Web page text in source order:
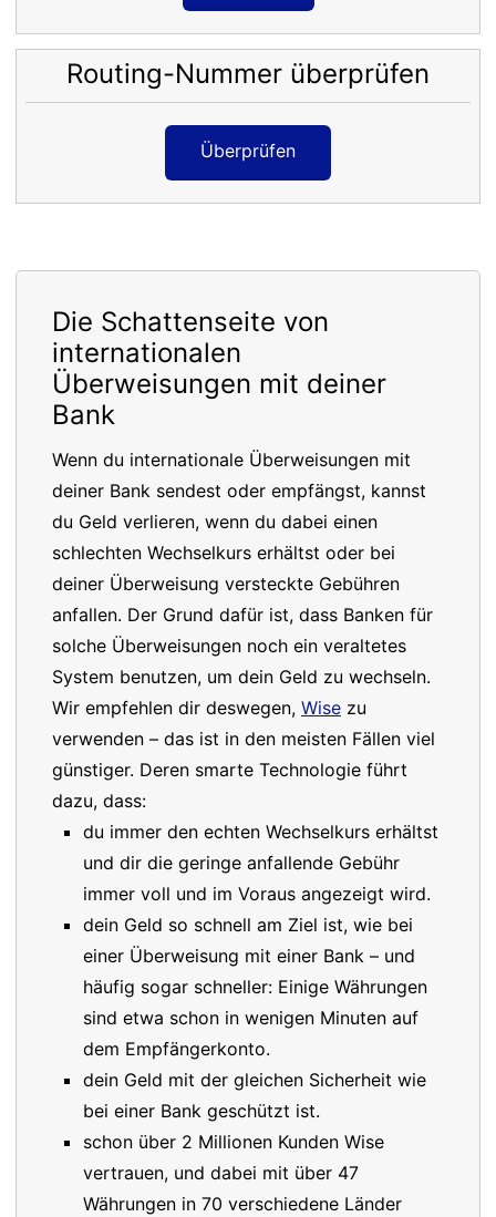
Routing-Nummer überprüfen
Überprüfen
Die Schattenseite von
internationalen
Überweisungen mit deiner
Bank
Wenn du internationale Überweisungen mit
deiner Bank sendest oder empfängst, kannst
du Geld verlieren, wenn du dabei einen
schlechten Wechselkurs erhältst oder bei
deiner Überweisung versteckte Gebühren
anfallen. Der Grund dafür ist, dass Banken für
solche Überweisungen noch ein veraltetes
System benutzen, um dein Geld zu wechseln.
Wir empfehlen dir deswegen, Wise zu
verwenden – das ist in den meisten Fällen viel
günstiger. Deren smarte Technologie führt
dazu, dass:
du immer den echten Wechselkurs erhältst
und dir die geringe anfallende Gebühr
immer voll und im Voraus angezeigt wird.
dein Geld so schnell am Ziel ist, wie bei
einer Überweisung mit einer Bank – und
häufig sogar schneller: Einige Währungen
sind etwa schon in wenigen Minuten auf
dem Empfängerkonto.
dein Geld mit der gleichen Sicherheit wie
bei einer Bank geschützt ist.
schon über 2 Millionen Kunden Wise
vertrauen, und dabei mit über 47
Währungen in 70 verschiedene Länder